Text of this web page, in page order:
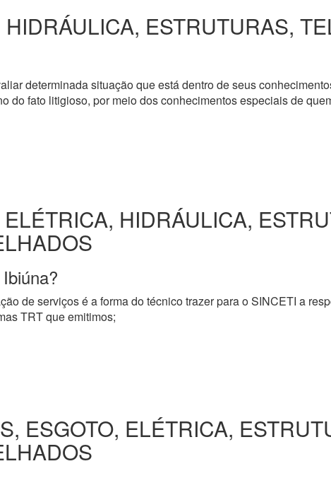
ESTRUTURAS,
determinada situação que está dentro de seus
do fato litigioso, por meio dos conhecimentos especiais de
HIDRÁULICA,
de serviços é a forma do técnico trazer para o SINCETI a
TRT que emitimos;
ESGOTO, ELÉTRICA,